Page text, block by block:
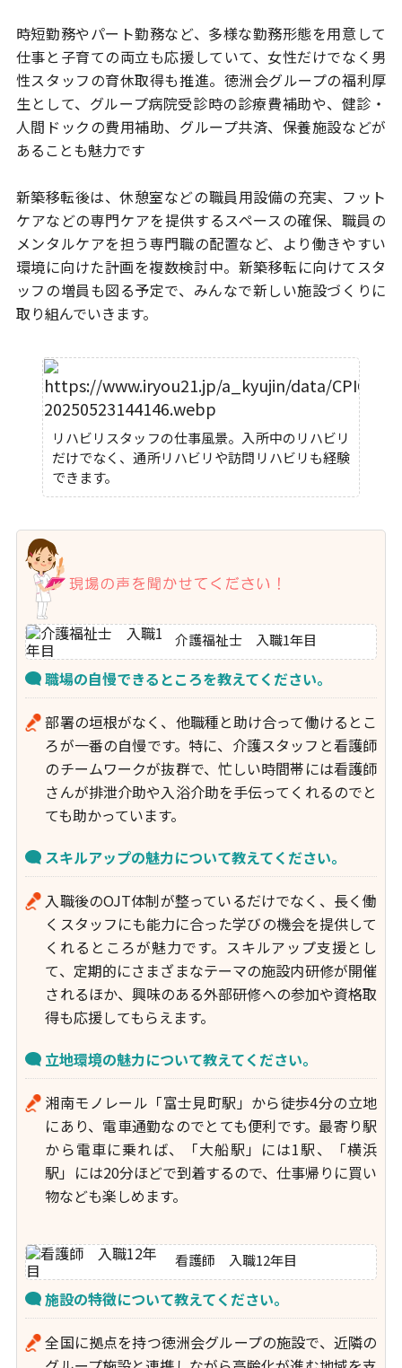
時短勤務やパート勤務など、多様な勤務形態を用意して
仕事と子育ての両立も応援していて、女性だけでなく男
性スタッフの育休取得も推進。 徳洲会グループの福利厚
生として、グループ病院受診時の診療費補助や、健診・
人間ドックの費用補助、グループ共済、保養施設などが
あることも魅力です
新築移転後は、休憩室などの職員用設備の充実、フット
ケアなどの専門ケアを提供するスペースの確保、職員の
メンタルケアを担う専門職の配置など、 より働きやすい
環境に向けた計画を複数検討中。新築移転に向けてスタ
ッフの増員も図る予定で、みんなで新しい施設づくりに
取り組んでいきます。
リハビリスタッフの仕事風景。入所中のリハビリ
だけでなく、通所リハビリや訪問リハビリも経験
できます。
介護福祉士 入職1年目
職場の自慢できるところを教えてください。
部署の垣根がなく、他職種と助け合って働けるとこ
ろが一番の自慢です。特に、介護スタッフと看護師
のチームワークが抜群で、忙しい時間帯には看護師
さんが排泄介助や入浴介助を手伝ってくれるのでと
ても助かっています。
スキルアップの魅力について教えてください。
入職後のOJT体制が整っているだけでなく、長く働
くスタッフにも能力に合った学びの機会を提供して
くれるところが魅力です。スキルアップ支援とし
て、定期的にさまざまなテーマの施設内研修が開催
されるほか、興味のある外部研修への参加や資格取
得も応援してもらえます。
立地環境の魅力について教えてください。
湘南モノレール「富士見町駅」から徒歩4分の立地
にあり、電車通勤なのでとても便利です。最寄り駅
から電車に乗れば、「大船駅」には1駅、「横浜
駅」には20分ほどで到着するので、仕事帰りに買い
物なども楽しめます。
看護師 入職12年目
施設の特徴について教えてください。
全国に拠点を持つ徳洲会グループの施設で、近隣の